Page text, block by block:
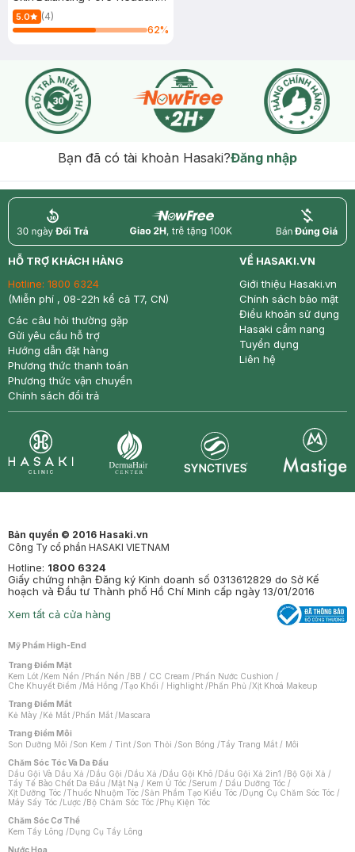
Toner
5.0
(4)
62%
Bạn đã có tài khoản Hasaki?Đăng nhập
return nowfree price
HỖ TRỢ KHÁCH HÀNG
Hotline: 1800 6324
(Miễn phí , 08-22h kể cả T7, CN)
Các câu hỏi thường gặp
Gửi yêu cầu hỗ trợ
Hướng dẫn đặt hàng
Phương thức thanh toán
Phương thức vận chuyển
Chính sách đổi trả
VỀ HASAKI.VN
Giới thiệu Hasaki.vn
Chính sách bảo mật
Điều khoản sử dụng
Hasaki cẩm nang
Tuyển dụng
Liên hệ
Bản quyền © 2016 Hasaki.vn
Công Ty cổ phần HASAKI VIETNAM
Hotline: 1800 6324
Giấy chứng nhận Đăng ký Kinh doanh số 0313612829 do Sở Kế
hoạch và Đầu tư Thành phố Hồ Chí Minh cấp ngày 13/01/2016
Xem tất cả cửa hàng
Mỹ Phẩm High-End
Trang Điểm Mặt
Kem Lót /Kem Nền /Phấn Nền /BB / CC Cream /Phấn Nước Cushion /
Che Khuyết Điểm /Má Hồng /Tạo Khối / Highlight /Phấn Phủ /Xịt Khoá Makeup
Trang Điểm Mắt
Kẻ Mày /Kẻ Mắt /Phấn Mắt /Mascara
Trang Điểm Môi
Son Dưỡng Môi /Son Kem / Tint /Son Thỏi /Son Bóng /Tẩy Trang Mắt / Môi
Chăm Sóc Tóc Và Da Đầu
Dầu Gội Và Dầu Xả /Dầu Gội /Dầu Xả /Dầu Gội Khô /Dầu Gội Xả 2in1 /Bộ Gội Xả /
Tẩy Tế Bào Chết Da Đầu /Mặt Nạ / Kem Ủ Tóc /Serum / Dầu Dưỡng Tóc /
Xịt Dưỡng Tóc /Thuốc Nhuộm Tóc /Sản Phẩm Tạo Kiểu Tóc /Dụng Cụ Chăm Sóc Tóc /
Máy Sấy Tóc /Lược /Bộ Chăm Sóc Tóc /Phụ Kiện Tóc
Chăm Sóc Cơ Thể
Kem Tẩy Lông /Dụng Cụ Tẩy Lông
Nước Hoa